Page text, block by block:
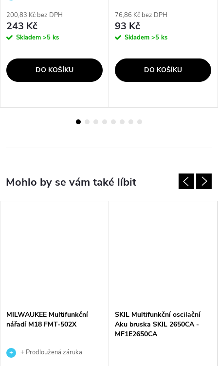
200,83 Kč bez DPH
243 Kč
Skladem >5 ks
DO KOŠÍKU
76,86 Kč bez DPH
93 Kč
Skladem >5 ks
DO KOŠÍKU
MILWAUKEE Multifunkční
nářadí M18 FMT-502X
+ Prodloužená záruka
SKIL Multifunkční oscilační
Aku bruska SKIL 2650CA -
MF1E2650CA